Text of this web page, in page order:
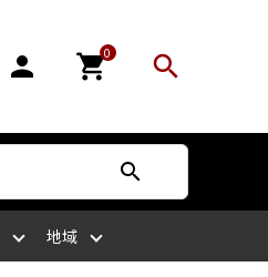
person 0
shopping_cart search
search
地域